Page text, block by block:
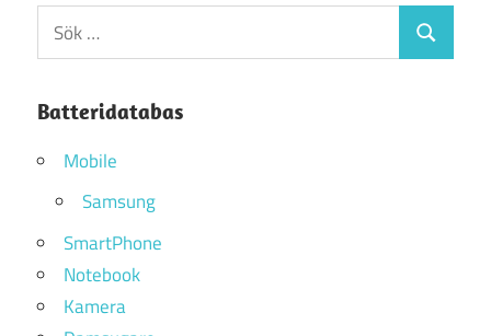
Sök
efter:
Sök
Batteridatabas
Mobile
Samsung
SmartPhone
Notebook
Kamera